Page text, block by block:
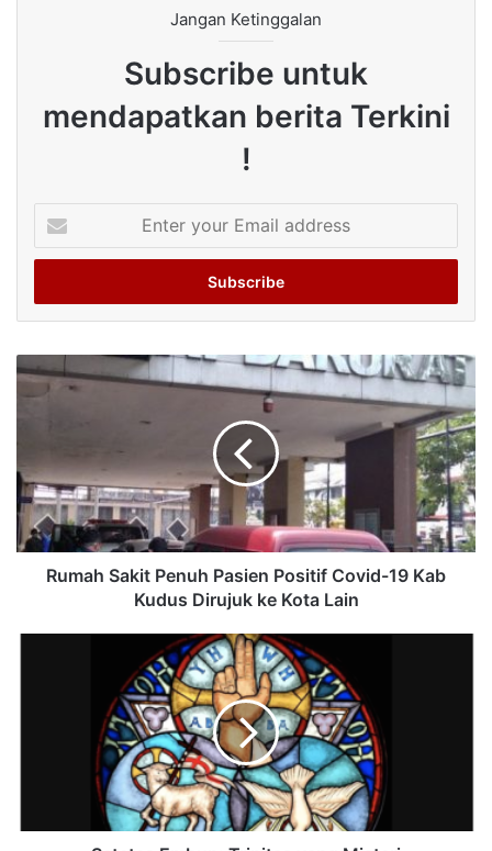
Jangan Ketinggalan
Subscribe untuk
mendapatkan berita Terkini
!
your
Email
Rumah Sakit Penuh Pasien Positif Covid-19 Kab
Kudus Dirujuk ke Kota Lain